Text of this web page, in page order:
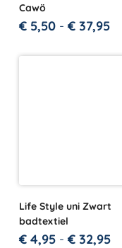
Cawö
€ 5,50 - € 37,95
Life Style uni Zwart
badtextiel
€ 4,95 - € 32,95